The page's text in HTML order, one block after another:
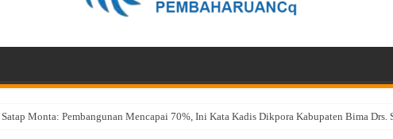
Monta: Pembangunan Mencapai 70%, Ini Kata Kadis Dikpora Kabupaten Bima Drs.